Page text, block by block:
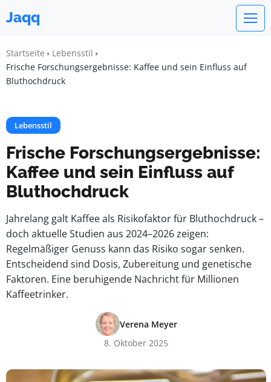
Jaqq
Startseite
Lebensstil
Frische Forschungsergebnisse: Kaffee und sein Einfluss auf
Bluthochdruck
Lebensstil
Frische Forschungsergebnisse:
Kaffee und sein Einfluss auf
Bluthochdruck
Jahrelang galt Kaffee als Risikofaktor für Bluthochdruck –
doch aktuelle Studien aus 2024–2026 zeigen:
Regelmäßiger Genuss kann das Risiko sogar senken.
Entscheidend sind Dosis, Zubereitung und genetische
Faktoren. Eine beruhigende Nachricht für Millionen
Kaffeetrinker.
Verena Meyer
8. Oktober 2025